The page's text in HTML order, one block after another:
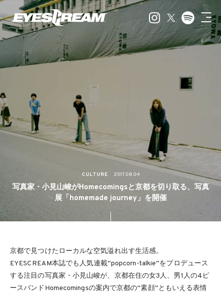
CULTURE 2017.08.04
写真家・小見山峻がHomecomingsと京都を切り取る、写真
展「homemade journey」を開催
京都で見つけたローカルな空気溢れ出す生活感。
EYESCREAM本誌でも人気連載“popcorn-talkie”をプロデュース
する注目の写真家・小見山峻が、京都在住の女3人、男1人の4ピ
ースバンドHomecomingsの案内で京都の“素顔”ともいえる表情